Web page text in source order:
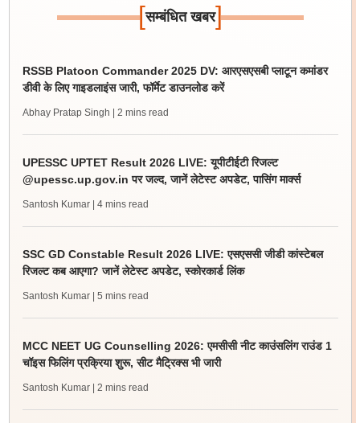
[सम्बंधित खबर]
RSSB Platoon Commander 2025 DV: आरएसएसबी प्लाटून कमांडर
डीवी के लिए गाइडलाइंस जारी, फॉर्मेट डाउनलोड करें
Abhay Pratap Singh | 2 mins read
UPESSC UPTET Result 2026 LIVE: यूपीटीईटी रिजल्ट
@upessc.up.gov.in पर जल्द, जानें लेटेस्ट अपडेट, पासिंग मार्क्स
Santosh Kumar | 4 mins read
SSC GD Constable Result 2026 LIVE: एसएससी जीडी कांस्टेबल
रिजल्ट कब आएगा? जानें लेटेस्ट अपडेट, स्कोरकार्ड लिंक
Santosh Kumar | 5 mins read
MCC NEET UG Counselling 2026: एमसीसी नीट काउंसलिंग राउंड 1
चॉइस फिलिंग प्रक्रिया शुरू, सीट मैट्रिक्स भी जारी
Santosh Kumar | 2 mins read